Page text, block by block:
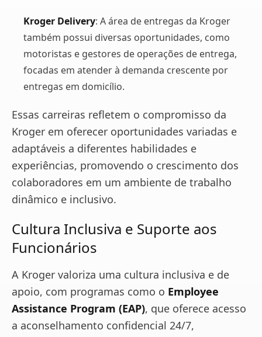
Kroger Delivery: A área de entregas da Kroger
também possui diversas oportunidades, como
motoristas e gestores de operações de entrega,
focadas em atender à demanda crescente por
entregas em domicílio​.
Essas carreiras refletem o compromisso da
Kroger em oferecer oportunidades variadas e
adaptáveis a diferentes habilidades e
experiências, promovendo o crescimento dos
colaboradores em um ambiente de trabalho
dinâmico e inclusivo.
Cultura Inclusiva e Suporte aos
Funcionários
A Kroger valoriza uma cultura inclusiva e de
apoio, com programas como o Employee
Assistance Program (EAP), que oferece acesso
a aconselhamento confidencial 24/7,